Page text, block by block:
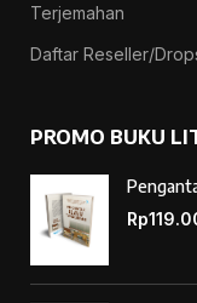
Terjemahan
Daftar Reseller/
PROMO BUKU
Rp